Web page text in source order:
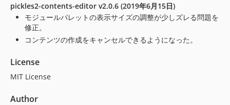
pickles2-contents-editor v2.0.6 (2019年6月15日)
モジュールパレットの表示サイズの調整が少しズレる問題を
修正。
コンテンツの作成をキャンセルできるようになった。
License
MIT License
Author